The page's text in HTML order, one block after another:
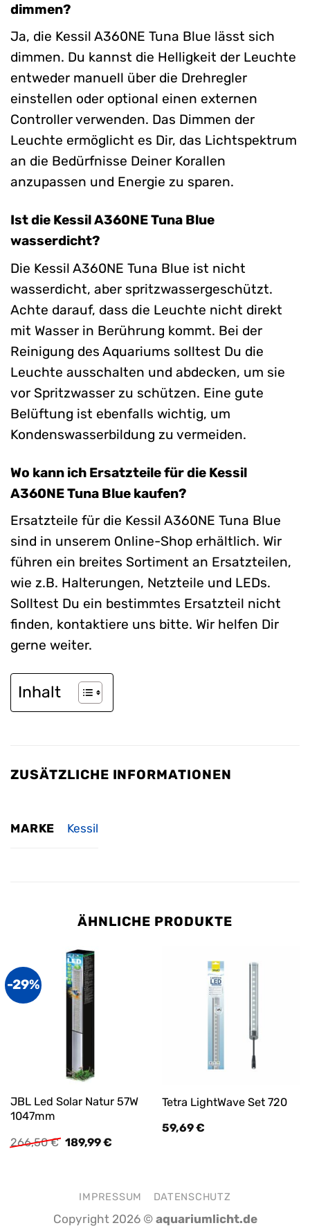
dimmen?
Ja, die Kessil A360NE Tuna Blue lässt sich
dimmen. Du kannst die Helligkeit der Leuchte
entweder manuell über die Drehregler
einstellen oder optional einen externen
Controller verwenden. Das Dimmen der
Leuchte ermöglicht es Dir, das Lichtspektrum
an die Bedürfnisse Deiner Korallen
anzupassen und Energie zu sparen.
Ist die Kessil A360NE Tuna Blue
wasserdicht?
Die Kessil A360NE Tuna Blue ist nicht
wasserdicht, aber spritzwassergeschützt.
Achte darauf, dass die Leuchte nicht direkt
mit Wasser in Berührung kommt. Bei der
Reinigung des Aquariums solltest Du die
Leuchte ausschalten und abdecken, um sie
vor Spritzwasser zu schützen. Eine gute
Belüftung ist ebenfalls wichtig, um
Kondenswasserbildung zu vermeiden.
Wo kann ich Ersatzteile für die Kessil
A360NE Tuna Blue kaufen?
Ersatzteile für die Kessil A360NE Tuna Blue
sind in unserem Online-Shop erhältlich. Wir
führen ein breites Sortiment an Ersatzteilen,
wie z.B. Halterungen, Netzteile und LEDs.
Solltest Du ein bestimmtes Ersatzteil nicht
finden, kontaktiere uns bitte. Wir helfen Dir
gerne weiter.
Inhalt
ZUSÄTZLICHE INFORMATIONEN
MARKE Kessil
ÄHNLICHE PRODUKTE
-29%
JBL Led Solar Natur 57W
1047mm
266,50€ Ursprünglicher
189,99€Aktueller
Tetra LightWave Set 720
59,69€
IMPRESSUM DATENSCHUTZ
Copyright 2026 © aquariumlicht.de